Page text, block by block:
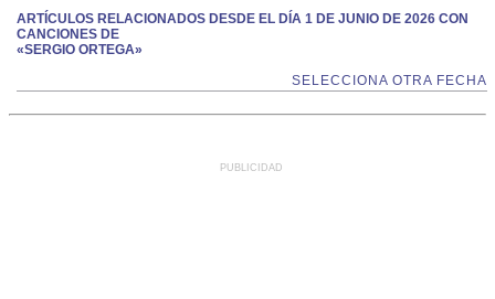
ARTÍCULOS RELACIONADOS DESDE EL DÍA 1 DE JUNIO DE 2026 CON
CANCIONES DE
«SERGIO ORTEGA»
SELECCIONA OTRA FECHA
PUBLICIDAD